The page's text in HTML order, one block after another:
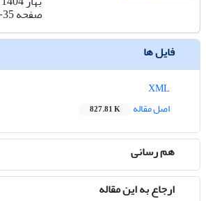
صفحه
فایل ها
اصل مقاله
827.81 K
هم رسانی
ارجاع به این مقاله